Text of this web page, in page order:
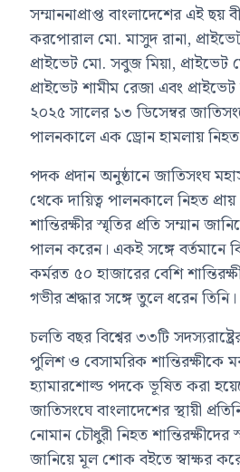
সম্মাননাপ্রাপ্ত বাংলাদেশের এই ছয়
করপোরাল মো. মাসুদ রানা,
প্রাইভেট মো. সবুজ মিয়া,
প্রাইভেট শামীম রেজা এবং
২০২৫ সালের ১৩ ডিসেম্বর
পালনকালে এক ড্রোন হামলায়
পদক প্রদান অনুষ্ঠানে জাতিসংঘ
থেকে দায়িত্ব পালনকালে নিহত
শান্তিরক্ষীর স্মৃতির প্রতি সম্মান
পালন করেন। একই সঙ্গে বর্তমানে
কর্মরত ৫০ হাজারের বেশি
গভীর শ্রদ্ধার সঙ্গে তুলে ধরেন তিনি।
চলতি বছর বিশ্বের ৩৩টি
পুলিশ ও বেসামরিক শান্তিরক্ষীকে
হ্যামারশোল্ড পদকে ভূষিত করা
জাতিসংঘে বাংলাদেশের স্থায়ী
নোমান চৌধুরী নিহত শান্তিরক্ষীদের
জানিয়ে মূল শোক বইতে স্বাক্ষর